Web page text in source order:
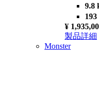
9.8
¥
製品詳細
Monster